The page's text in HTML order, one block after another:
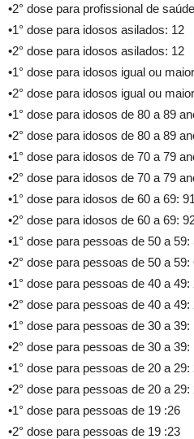
•2° dose para profissional de
•1° dose para idosos asilados: 12
•2° dose para idosos asilados: 12
•1° dose para idosos igual ou
•2° dose para idosos igual ou
•1° dose para idosos de 80 a 89
•2° dose para idosos de 80 a 89
•1° dose para idosos de 70 a 79
•2° dose para idosos de 70 a 79
•1° dose para idosos de 60 a 69:
•2° dose para idosos de 60 a 69:
•1° dose para pessoas de 50 a 59:
•2° dose para pessoas de 50 a 59:
•1° dose para pessoas de 40 a 49:
•2° dose para pessoas de 40 a 49:
•1° dose para pessoas de 30 a 39:
•2° dose para pessoas de 30 a 39:
•1° dose para pessoas de 20 a 29:
•2° dose para pessoas de 20 a 29:
•1° dose para pessoas de 19 :26
•2° dose para pessoas de 19 :23